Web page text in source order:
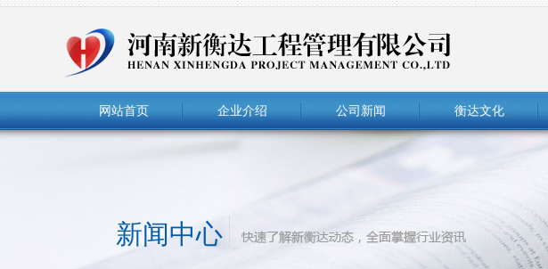
网站首页 企业介绍 公司新闻 衡达文化
新闻中心